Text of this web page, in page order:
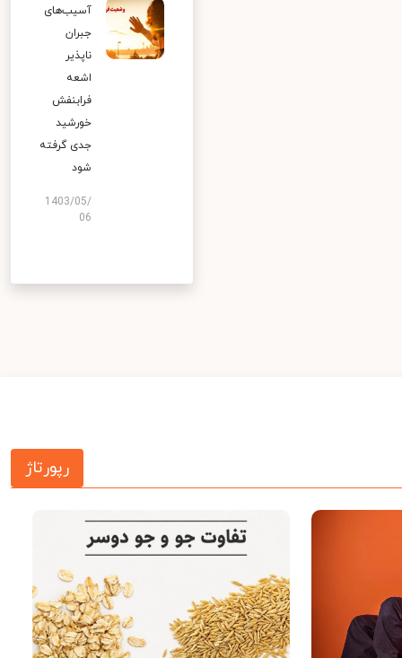
آسیب‌های
جبران
ناپذیر
اشعه
فرابنفش
خورشید
جدی گرفته
شود
1403/05/
06
رپورتاژ